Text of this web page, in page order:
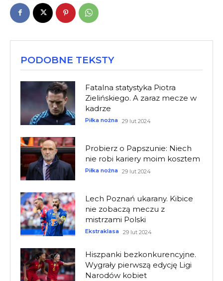
PODOBNE TEKSTY
Fatalna statystyka Piotra
Zielińskiego. A zaraz mecze w
kadrze
Piłka nożna 29 lut 2024
Probierz o Papszunie: Niech
nie robi kariery moim kosztem
Piłka nożna 29 lut 2024
Lech Poznań ukarany. Kibice
nie zobaczą meczu z
mistrzami Polski
Ekstraklasa 29 lut 2024
Hiszpanki bezkonkurencyjne.
Wygrały pierwszą edycję Ligi
Narodów kobiet